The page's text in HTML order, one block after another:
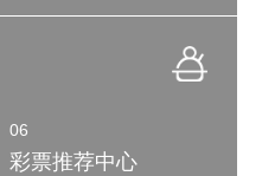
06
彩票推荐中心